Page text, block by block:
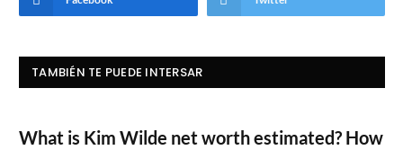
TAMBIÉN TE PUEDE INTERSAR
What is Kim Wilde net worth estimated? How